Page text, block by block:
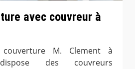
avec couvreur à
couverture M. Clement à
des couvreurs